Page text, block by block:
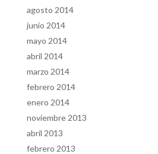
agosto 2014
junio 2014
mayo 2014
abril 2014
marzo 2014
febrero 2014
enero 2014
noviembre 2013
abril 2013
febrero 2013